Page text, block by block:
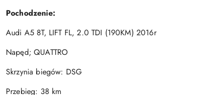
Pochodzenie:
Audi A5 8T, LIFT FL, 2.0 TDI (190KM) 2016r
Napęd; QUATTRO
Skrzynia biegów: DSG
Przebieg: 38 km